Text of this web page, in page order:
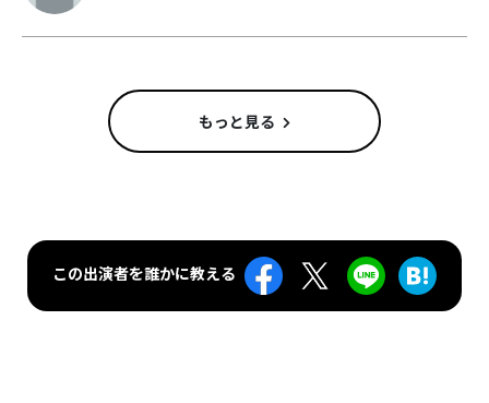
もっと見る
この出演者を誰かに教える